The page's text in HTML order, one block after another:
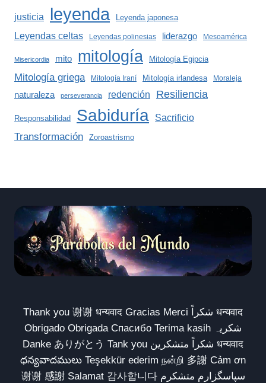
justicia leyenda Leyenda japonesa
Leyendas celtas Leyendas polinesias liderazgo Mesoamérica
Misericordia mito mitología Mitología Egipcia
Mitología griega Mitología Iraní Mitología irlandesa Moraleja
naturaleza perseverancia redención Resiliencia
Responsabilidad Sabiduría Sacrificio
Transformación Zoroastrismo
Thank you 谢谢 धन्यवाद Gracias Merci شكراً धन्यवाद
Obrigado Obrigada Спасибо Terima kasih شکریہ
Danke ありがとう Tank you شكراً متشكرين धन्यवाद
ధన్యవాదములు Teşekkür ederim நன்றி 多謝 Cảm ơn
谢谢 感謝 Salamat 감사합니다 سپاسگزارم متشکرم